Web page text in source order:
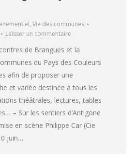
, Vie des communes
Laisser un commentaire
de Brangues et la
du Pays des Couleurs
afin de proposer une
et variée destinée à tous les
théâtrales, lectures, tables
– Sur les sentiers d’Antigone
en scène Philippe Car (Cie
juin…